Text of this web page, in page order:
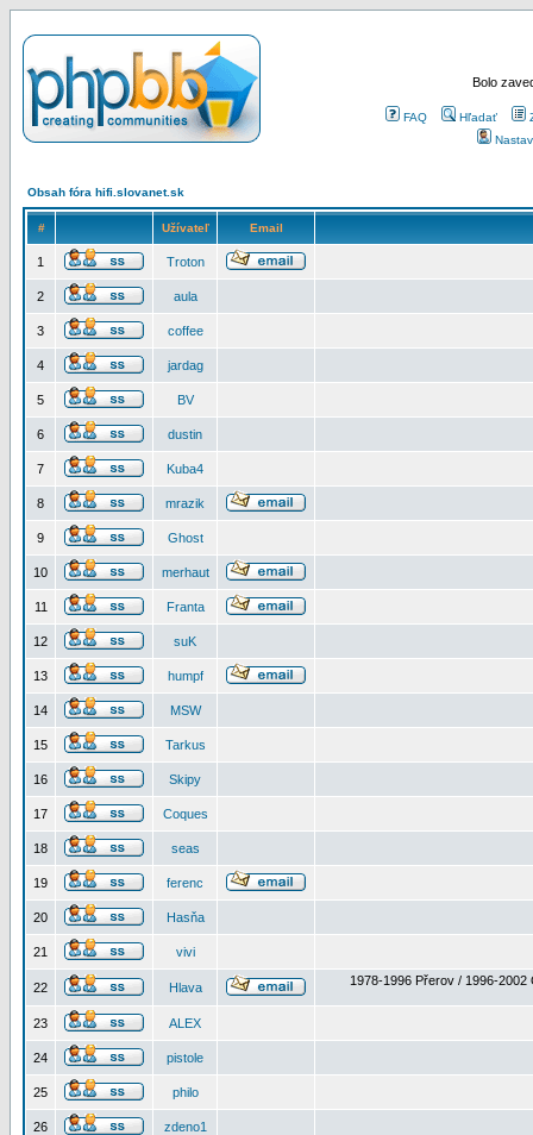
Bolo
FAQ Hľadať
Obsah fóra hifi.slovanet.sk
# Užívateľ Email
1 Troton
2 aula
3 coffee
4 jardag
5 BV
6 dustin
7 Kuba4
8 mrazik
9 Ghost
10 merhaut
11 Franta
12 suK
13 humpf
14 MSW
15 Tarkus
16 Skipy
17 Coques
18 seas
19 ferenc
20 Hasňa
21 vivi
22 Hlava 1978-1996 Přerov / 1996-2002
23 ALEX
24 pistole
25 philo
26 zdeno1